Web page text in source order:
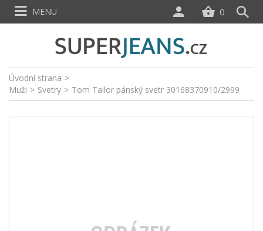
Úvodní strana >
Muži > Svetry > Tom Tailor pánský svetr 30168370910/2999
0
MENU